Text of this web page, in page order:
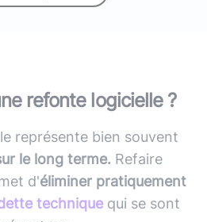
refonte logicielle ?
représente bien souvent
le long terme. Refaire
d'éliminer pratiquement
techniquequi se sont